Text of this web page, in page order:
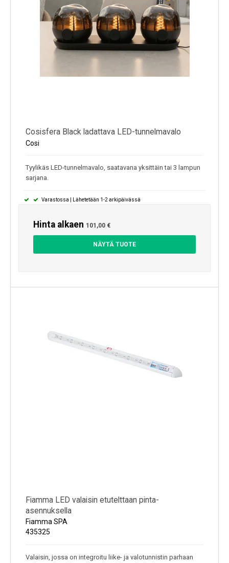
Cosisfera Black ladattava LED-tunnelmavalo
Cosi
Tyylikäs LED-tunnelmavalo, saatavana yksittäin tai 3 lampun
sarjana.
Varastossa | Lähetetään 1-2 arkipäivässä
Hinta alkaen 101,00 €
NÄYTÄ TUOTE
Fiamma LED valaisin etutelttaan pinta-
asennuksella
Fiamma SPA
435325
Valaisin, jossa on integroitu liike- ja valotunnistin parhaan